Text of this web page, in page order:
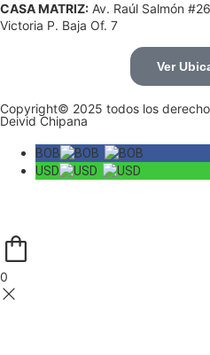
CASA MATRIZ: Av. Raúl Salmón
Victoria P. Baja Of. 7
Ver
Copyright© 2025 todos los
Deivid Chipana
BOB
USD
0